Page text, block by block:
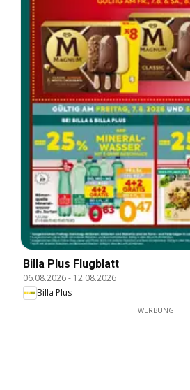
Billa Plus Flugblatt
06.08.2026- 12.08.2026
Billa Plus
WERBUNG